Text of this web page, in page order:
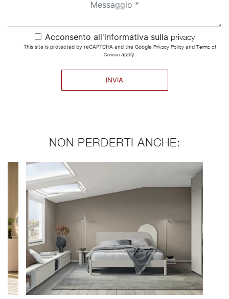
Acconsento all'informativa sulla privacy
This site is protected by reCAPTCHA and the Google Privacy Policyand Terms of
Serviceapply.
INVIA
NON PERDERTI ANCHE: